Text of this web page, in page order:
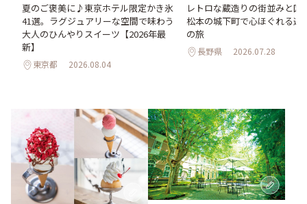
夏のご褒美に♪東京ホテル限定かき氷
41選。ラグジュアリーな空間で味わう
大人のひんやりスイーツ【2026年最
新】
東京都 2026.08.04
レトロな蔵造りの街並みと国
松本の城下町で心ほぐれる週
の旅
長野県 2026.07.28